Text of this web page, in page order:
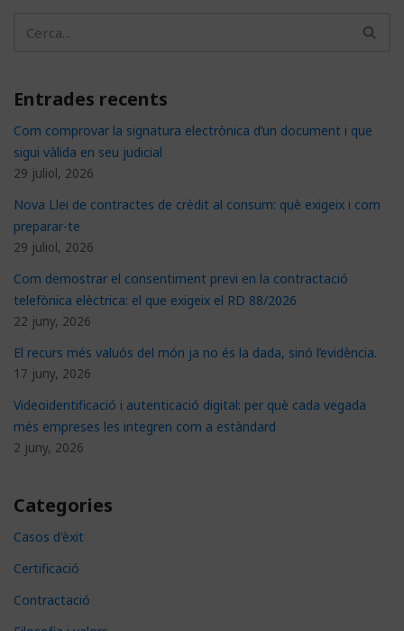
Entrades recents
Com comprovar la signatura electrònica d’un document i que
sigui vàlida en seu judicial
29 juliol, 2026
Nova Llei de contractes de crèdit al consum: què exigeix i com
preparar-te
29 juliol, 2026
Com demostrar el consentiment previ en la contractació
telefònica elèctrica: el que exigeix el RD 88/2026
22 juny, 2026
El recurs més valuós del món ja no és la dada, sinó l’evidència.
17 juny, 2026
Videoidentificació i autenticació digital: per què cada vegada
més empreses les integren com a estàndard
2 juny, 2026
Categories
Casos d'èxit
Certificació
Contractació